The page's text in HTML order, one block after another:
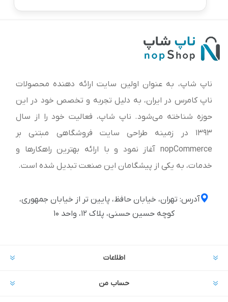
ناپ شاپ، به عنوان اولین سایت ارائه‌ دهنده محصولات
ناپ کامرس در ایران، به دلیل تجربه و تخصص خود در این
حوزه شناخته می‌شود. ناپ شاپ، فعالیت خود را از سال
1393 در زمینه طراحی سایت فروشگاهی مبتنی بر
nopCommerce آغاز نمود و با ارائه بهترین راهکارها و
خدمات، به یکی از پیشگامان این صنعت تبدیل شده است.
آدرس: تهران، خیابان حافظ، پایین تر از خیابان جمهوری،
کوچه حسین حسنی، پلاک ۱۲، واحد ۱۰
اطلاعات
حساب من